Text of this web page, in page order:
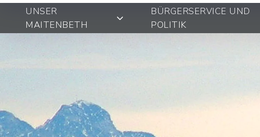
UNSER
MAITENBETH
BÜRGERSERVICE UND
POLITIK